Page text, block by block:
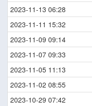
2023-11-13 06:28
2023-11-11 15:32
2023-11-09 09:14
2023-11-07 09:33
2023-11-05 11:13
2023-11-02 08:55
2023-10-29 07:42